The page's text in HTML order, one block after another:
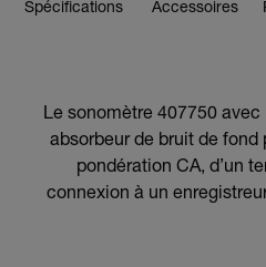
Spécifications Accessoires
Le sonomètre 407750 avec
absorbeur de bruit de fond
pondération CA, d’un
connexion à un